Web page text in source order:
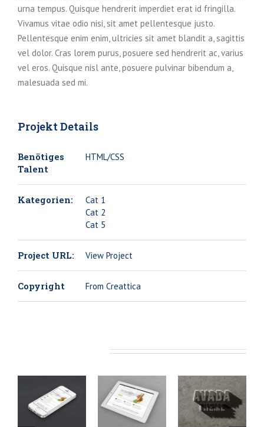
urna tempus. Quisque hendrerit imperdiet erat id fringilla.
Vivamus vitae odio nisi, sit amet pellentesque justo.
Pellentesque enim enim, ultricies sit amet blandit a, sagittis
vel dolor. Cras lorem purus, posuere sed hendrerit ac, varius
vel eros. Quisque nisl ante, posuere pulvinar bibendum a,
malesuada sed mi.
Projekt Details
Benötiges
Talent
HTML/CSS
Kategorien:
Cat 1
Cat 2
Cat 5
Project URL: View Project
Copyright From Creattica